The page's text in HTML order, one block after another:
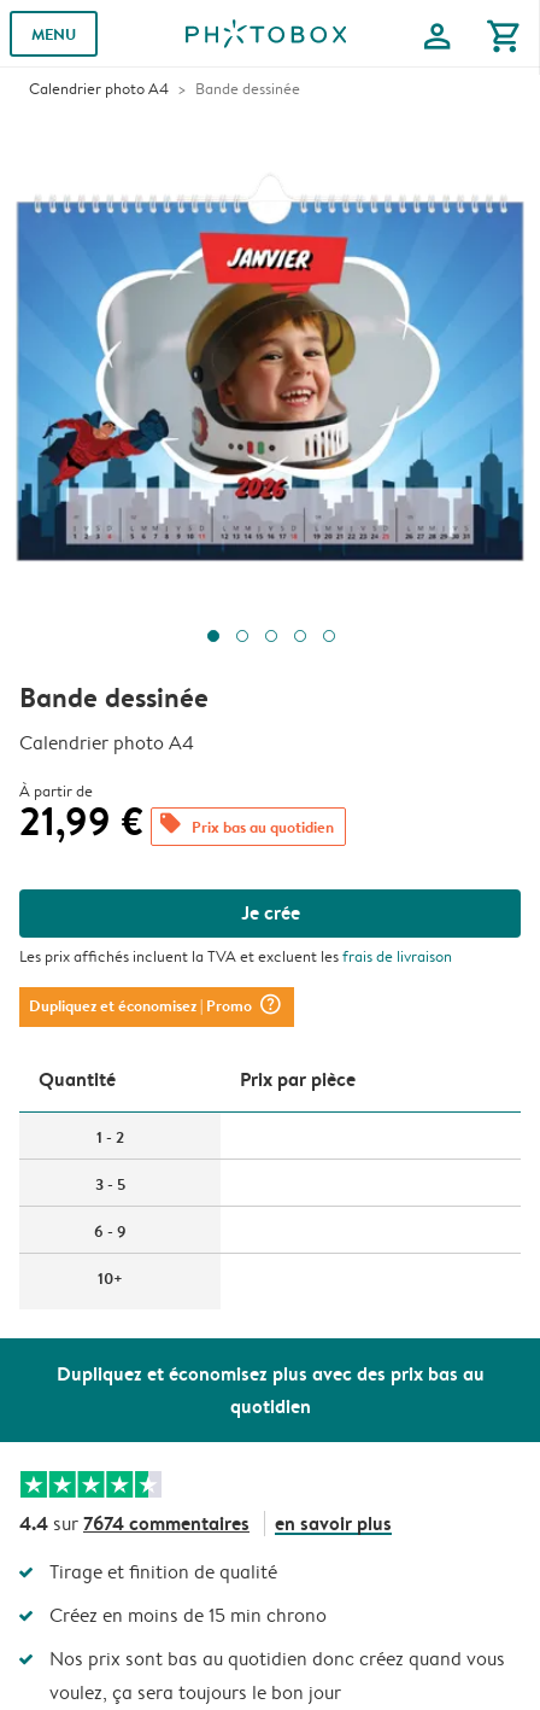
MENU profile shopping_cart
Calendrier photo A4 Bande dessinée
Dupliquez et économisez plus avec des prix bas au
quotidien
Bande dessinée
Calendrier photo A4
À partir de
21,99 € offers Prix bas au quotidien
Je crée
Les prix affichés incluent la TVA et excluent lesfrais de livraison
Dupliquez et économisez| Promo question_mark_circle
Quantité Prix ​​par pièce
1 - 2
3 - 5
6 - 9
10+
4.4 sur7674 commentaires en savoir plus
Tirage et finition de qualité
Créez en moins de 15 min chrono
Nos prix sont bas au quotidien donc créez quand vous
voulez, ça sera toujours le bon jour